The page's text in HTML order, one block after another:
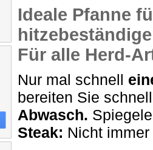
Ideale Pfanne
Für alle Herd-
Nur mal schnell
bereiten Sie
Abwasch.
Steak: Nicht